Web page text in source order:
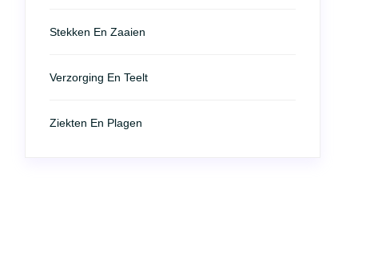
Stekken En Zaaien
Verzorging En Teelt
Ziekten En Plagen